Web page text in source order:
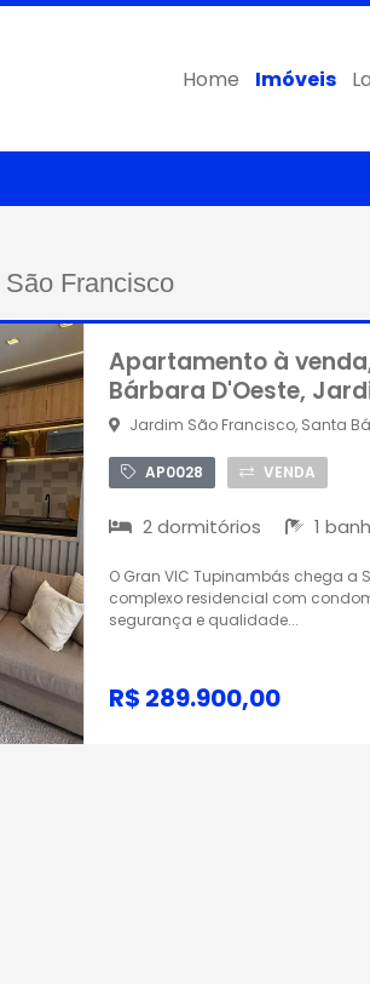
Home Imóveis
Francisco
Apartamento à
Bárbara D'Oeste,
Jardim São Francisco, Santa
AP0028 VENDA
2 dormitórios 1
O Gran VIC Tupinambás chega a
complexo residencial com
segurança e qualidade...
R$ 289.900,00